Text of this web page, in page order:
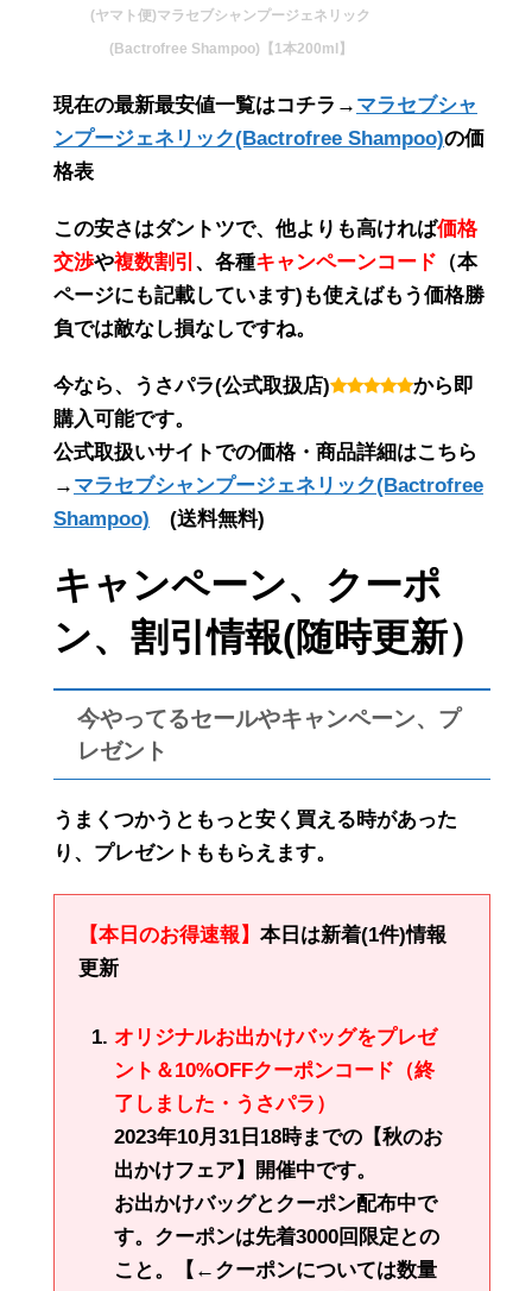
(ヤマト便)マラセブシャンプージェネリック
(Bactrofree Shampoo)【1本200ml】
現在の最新最安値一覧はコチラ→ マラセブシャ
ンプージェネリック(Bactrofree Shampoo)の価
格表
この安さはダントツで、他よりも高ければ価格
交渉や複数割引 、各種キャンペーンコード （本
ページにも記載しています)も使えばもう価格勝
負では敵なし損なしですね。
今なら、うさパラ(公式取扱店)
から即
購入可能です。
公式取扱いサイトでの価格・商品詳細はこちら
→ マラセブシャンプージェネリック(Bactrofree
Shampoo) (送料無料)
キャンペーン、クーポ
ン、割引情報(随時更新）
今やってるセールやキャンペーン、プ
レゼント
うまくつかうともっと安く買える時があった
り、プレゼントももらえます。
【本日のお得速報】 本日は新着(1件)情報
更新
オリジナルお出かけバッグをプレゼ
ント＆10%OFFクーポンコード（終
了しました・うさパラ）
2023年10月31日18時までの【秋のお
出かけフェア】開催中です。
お出かけバッグとクーポン配布中で
す。クーポンは先着3000回限定との
こと。【←クーポンについては数量